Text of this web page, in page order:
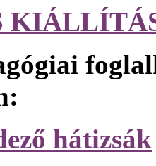
hátizsák